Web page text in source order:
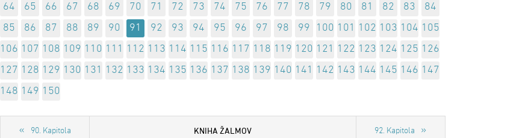
64
65 66 67 68 69 70 71 72 73 74 75 76 77 78 79 80 81 82 83
84
85
86 87 88 89 90 91 92 93 94 95 96 97 98 99 100 101 102 103 104 105
106 107 108 109 110 111 112 113 114 115 116 117 118 119 120 121 122 123 124 125 126
127 128 129 130 131 132 133 134 135 136 137 138 139 140 141 142 143 144 145 146 147
148 149 150
90. Kapitola KNIHA ŽALMOV 92. Kapitola